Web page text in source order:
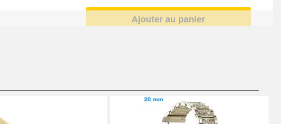
Ajouter au panier
À configurer